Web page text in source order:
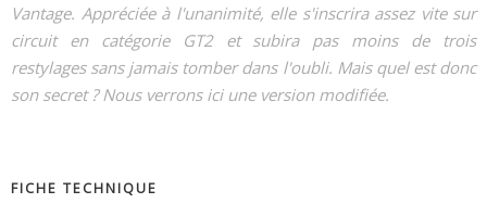
Vantage. Appréciée à l'unanimité, elle s'inscrira assez vite sur
circuit en catégorie GT2 et subira pas moins de trois
restylages sans jamais tomber dans l'oubli. Mais quel est donc
son secret ? Nous verrons ici une version modifiée.
FICHE TECHNIQUE